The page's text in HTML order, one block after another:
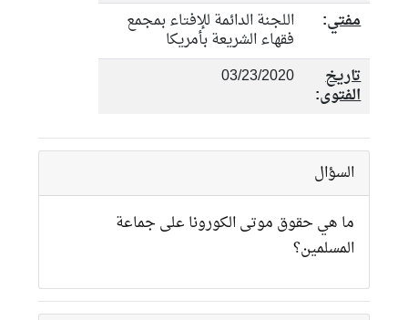
مفتي: اللجنة الدائمة للإفتاء بمجمع
فقهاء الشريعة بأمريكا
تاريخ
الفتوى:
03/23/2020
السؤال
ما هي حقوق موتى الكورونا على جماعة
المسلمين؟